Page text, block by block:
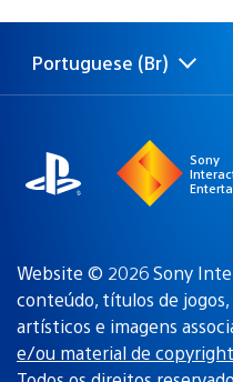
publicação:
Selecione
Região
Portuguese (Br)
Sony
Website © 2026 Sony
conteúdo, títulos de
artísticos e imagens
e/ou material de